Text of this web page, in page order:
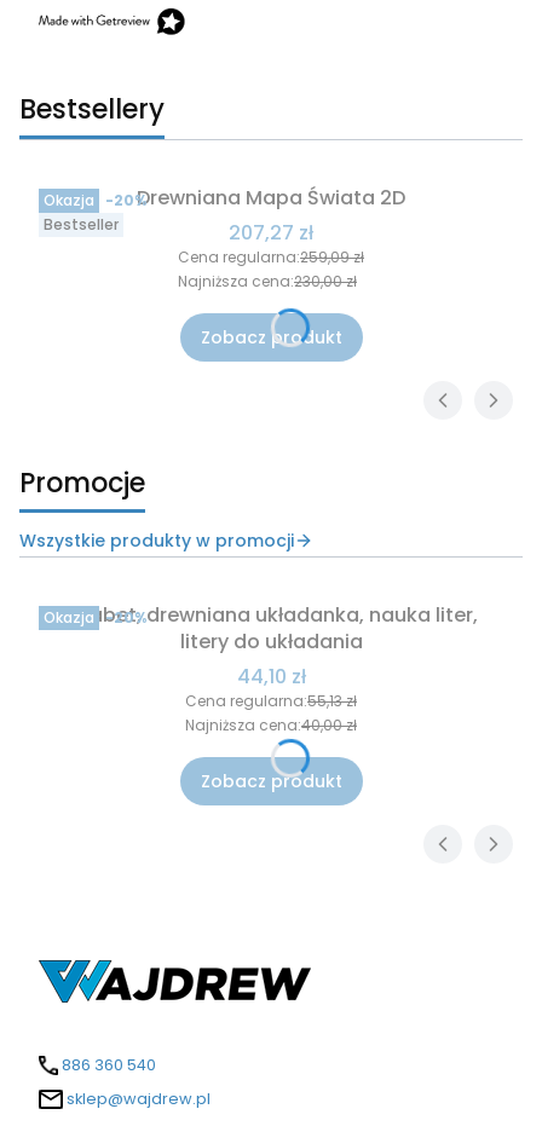
Bestsellery
Okazja
Bestseller
Drewniana Mapa Świata 2D
Cena promocyjna
207,27 zł
Cena regularna:259,09 zł
-20%
Najniższa cena:230,00 zł
Zobacz produkt
Promocje
Wszystkie produkty w promocji
Okazja
Alfabet, drewniana układanka, nauka liter,
litery do układania
Cena promocyjna
44,10 zł
Cena regularna:55,13 zł
-20%
Najniższa cena:40,00 zł
Zobacz produkt
886 360 540
sklep@wajdrew.pl